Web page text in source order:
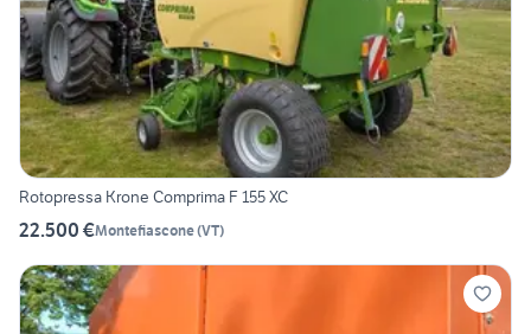
Rotopressa Krone Comprima F 155 XC
22.500 €Montefiascone(VT)